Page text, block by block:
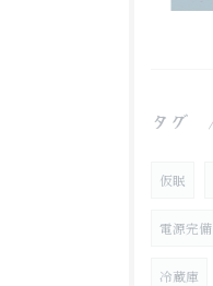
タグ
仮眠
電源完備
冷蔵庫